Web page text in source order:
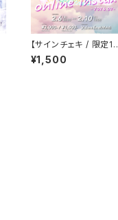
【サインチェキ / 限定10
枚】バレンタイン(メイド)
¥1,500